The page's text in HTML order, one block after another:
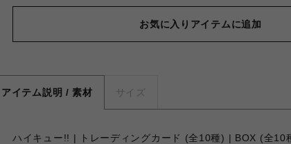
お気に入りアイテムに追加
アイテム説明 / 素材 サイズ
ハイキュー!! | トレーディングカード (全10種) | BOX (全10